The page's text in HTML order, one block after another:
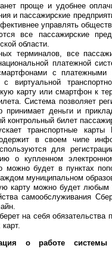
проще и удобнее
и пассажирские
управлять
все пассажирские
области.
терминалов, все
платежной
с
c виртуальной
карту или смартфон к
Система позволяет
принимает деньги и
контрольный билет
транспортные карты
в своем чипе
для
о купленном
можно будет в пунктах
муниципальном
карту можно будет
самообслуживания
на себя
о работе системы